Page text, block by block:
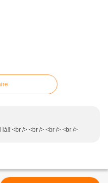
<br /> <br /> <br /> <br />